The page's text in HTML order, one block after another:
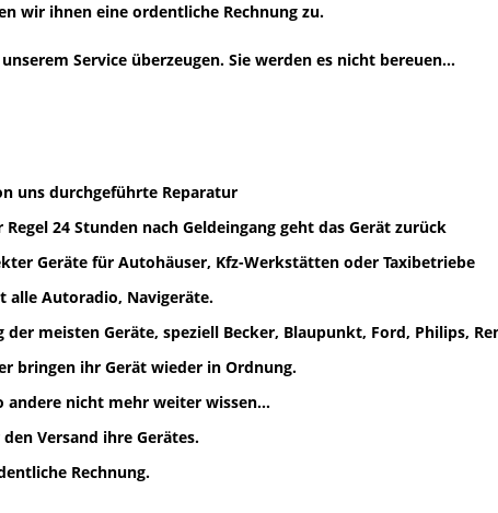
wir ihnen eine ordentliche Rechnung zu.
Service überzeugen. Sie werden es nicht bereuen...
uns durchgeführte Reparatur
24 Stunden nach Geldeingang geht das Gerät zurück
Geräte für Autohäuser, Kfz-Werkstätten oder Taxibetriebe
alle Autoradio, Navigeräte.
meisten Geräte, speziell Becker, Blaupunkt, Ford, Philips,
bringen ihr Gerät wieder in Ordnung.
andere nicht mehr weiter wissen...
Versand ihre Gerätes.
Rechnung.